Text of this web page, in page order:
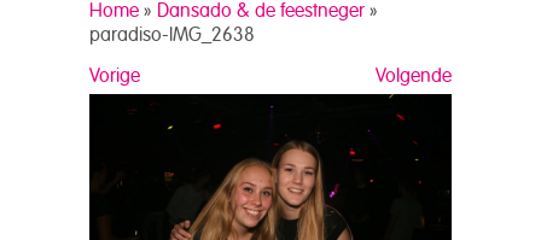
Home » Dansado & de feestneger »
paradiso-IMG_2638
Volgende
Vorige